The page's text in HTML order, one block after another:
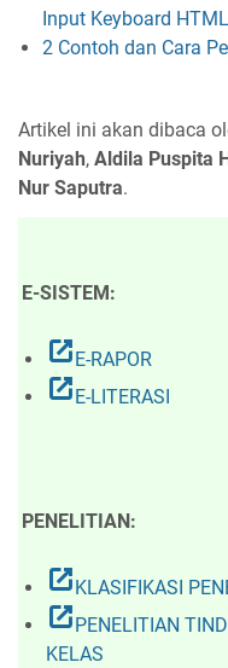
Input Keyboard HTML
2 Contoh dan Cara
Artikel ini akan dibaca
Nuriyah, Aldila Puspita
Nur Saputra.
E-SISTEM:
open_in_new E-RAPOR
open_in_new E-LITERASI
PENELITIAN:
open_in_new KLASIFIKASI
open_in_new PENELITIAN
KELAS